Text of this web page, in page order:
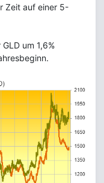
Zeit auf einer 5-
um 1,6%